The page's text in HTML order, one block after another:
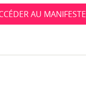
AU MANIFESTE